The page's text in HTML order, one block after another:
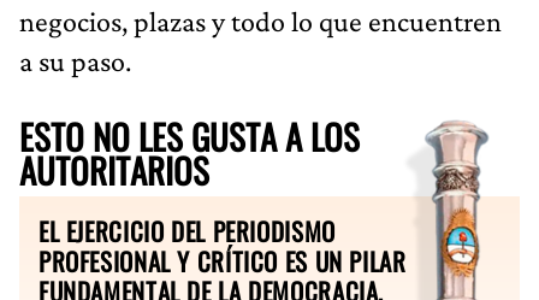
negocios, plazas y todo lo que encuentren
a su paso.
ESTO NO LES GUSTA A LOS
AUTORITARIOS
EL EJERCICIO DEL PERIODISMO
PROFESIONAL Y CRÍTICO ES UN PILAR
FUNDAMENTAL DE LA DEMOCRACIA.